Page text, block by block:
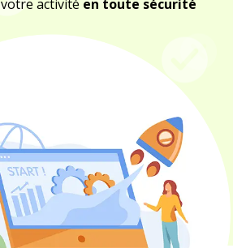
votre activité en toute sécurité